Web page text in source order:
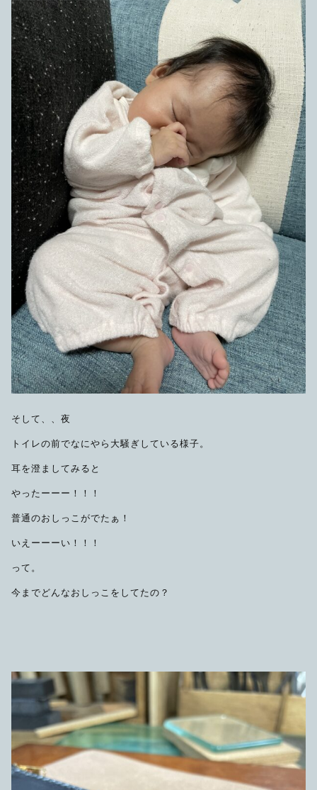
そして、、夜
トイレの前でなにやら大騒ぎしている様子。
耳を澄ましてみると
やったーーー！！！
普通のおしっこがでたぁ！
いえーーーい！！！
って。
今までどんなおしっこをしてたの？